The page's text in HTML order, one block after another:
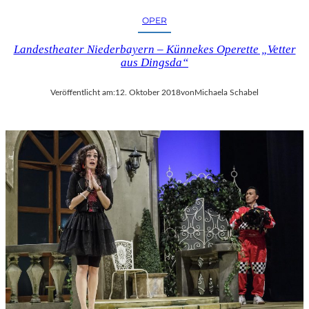
OPER
Landestheater Niederbayern – Künnekes Operette „Vetter
aus Dingsda“
Veröffentlicht am:12. Oktober 2018von Michaela Schabel